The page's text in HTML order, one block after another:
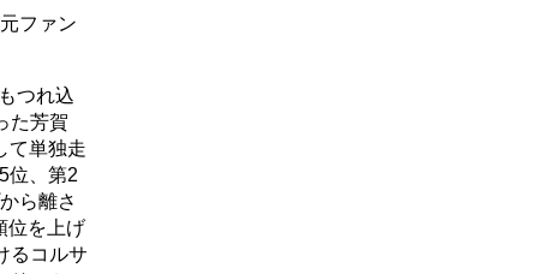
ファン
つれ込
た芳賀
て単独走
位、第2
ら離さ
位を上げ
るコルサ